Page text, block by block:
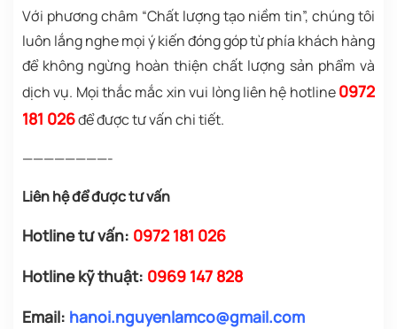
Với phương châm “Chất lượng tạo niềm tin”, chúng tôi
luôn lắng nghe mọi ý kiến đóng góp từ phía khách hàng
để không ngừng hoàn thiện chất lượng sản phẩm và
dịch vụ. Mọi thắc mắc xin vui lòng liên hệ hotline0972
181 026để được tư vấn chi tiết.
————————-
Liên hệ để được tư vấn
Hotline tư vấn: 0972 181 026
Hotline kỹ thuật: 0969 147 828
Email: hanoi.nguyenlamco@gmail.com